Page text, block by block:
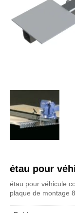
étau pour
étau pour véhicule
plaque de montage